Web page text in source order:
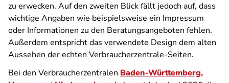
zu erwecken. Auf den zweiten Blick fällt jedoch auf, dass
wichtige Angaben wie beispielsweise ein Impressum
oder Informationen zu den Beratungsangeboten fehlen.
Außerdem entspricht das verwendete Design dem alten
Aussehen der echten Verbraucherzentrale-Seiten.
Bei den Verbraucherzentralen Baden-Württemberg,